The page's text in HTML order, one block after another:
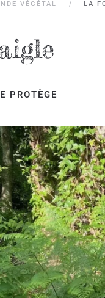
VÉGÉTAL LA
PROTÈGE